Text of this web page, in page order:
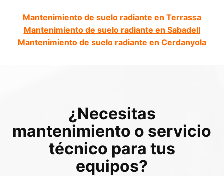
Mantenimiento de suelo radiante en Terrassa
Mantenimiento de suelo radiante en Sabadell
Mantenimiento de suelo radiante en Cerdanyola
¿Necesitas
mantenimiento o servicio
técnico para tus
equipos?